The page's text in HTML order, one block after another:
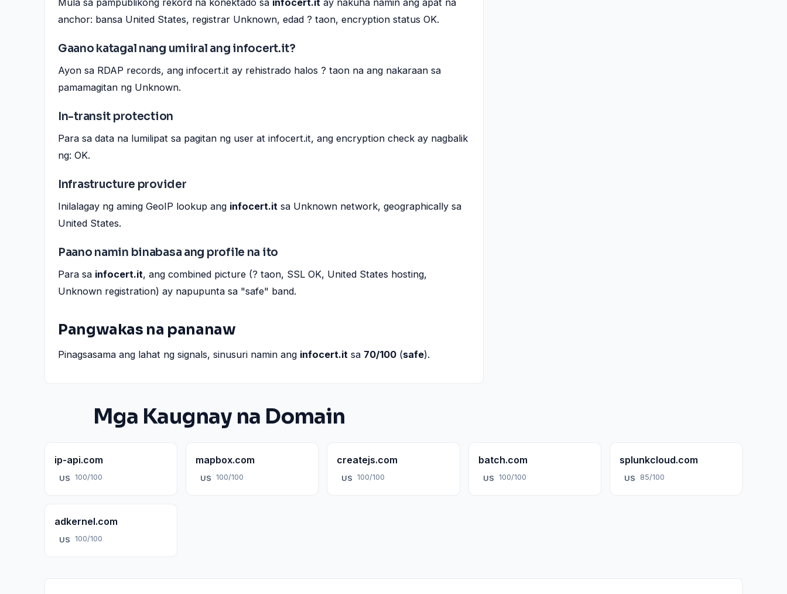
Mula sa pampublikong rekord na konektado sa infocert.it ay nakuha namin ang apat na
anchor: bansa United States, registrar Unknown, edad ? taon, encryption status OK.
Gaano katagal nang umiiral ang infocert.it?
Ayon sa RDAP records, ang infocert.it ay rehistrado halos ? taon na ang nakaraan sa
pamamagitan ng Unknown.
In-transit protection
Para sa data na lumilipat sa pagitan ng user at infocert.it, ang encryption check ay nagbalik
ng: OK.
Infrastructure provider
Inilalagay ng aming GeoIP lookup ang infocert.it sa Unknown network, geographically sa
United States.
Paano namin binabasa ang profile na ito
Para sa infocert.it, ang combined picture (? taon, SSL OK, United States hosting,
Unknown registration) ay napupunta sa "safe" band.
Pangwakas na pananaw
Pinagsasama ang lahat ng signals, sinusuri namin ang infocert.it sa 70/100 (safe).
Mga Kaugnay na Domain
ip-api.com
US 100/100
mapbox.com
US 100/100
createjs.com
US 100/100
batch.com
US 100/100
splunkcloud.com
US 85/100
adkernel.com
US 100/100